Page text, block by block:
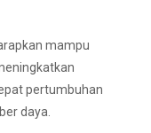
mampu
pertumbuhan
daya.